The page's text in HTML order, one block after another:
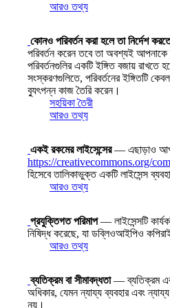
আরও তথ্য
কোনও পরিবর্তন করা হলে তা নির্দেশ
পরিবর্তন করেন তবে তা অবশ্যই আপনাকে
পরিবর্তনগুলির একটি ইঙ্গিত বজায় রাখতে
সংস্করণগুলিতে, পরিবর্তনের ইঙ্গিতটি
ব্যুৎপন্ন কাজ তৈরি করেন।
সহয়িকা তৈরী
আরও তথ্য
একই রকমের লাইসেন্সের— এছাড়াও
https://creativecommons.org/
হিসেবে তালিকাভুক্ত একটি লাইসেন্স
আরও তথ্য
প্রযুক্তিগত পরিমাপ— লাইসেন্সটি
নিষিদ্ধ করেছে, যা ডব্লিওআইপিও
আরও তথ্য
ব্যতিক্রম বা সীমাবদ্ধতা— ব্যতিক্রম এবং
অধিকার, যেমন ন্যায্য ব্যবহার এবং
নয়।